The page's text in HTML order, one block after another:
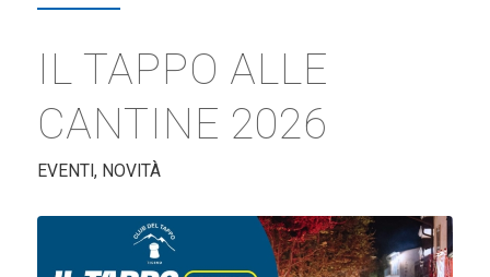
IL TAPPO ALLE
CANTINE 2026
EVENTI, NOVITÀ